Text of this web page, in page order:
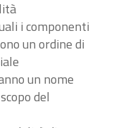
i componenti
un ordine di
un nome
del